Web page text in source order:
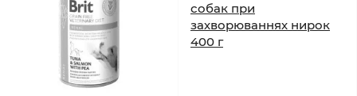
собак при
захворюваннях нирок
400 г